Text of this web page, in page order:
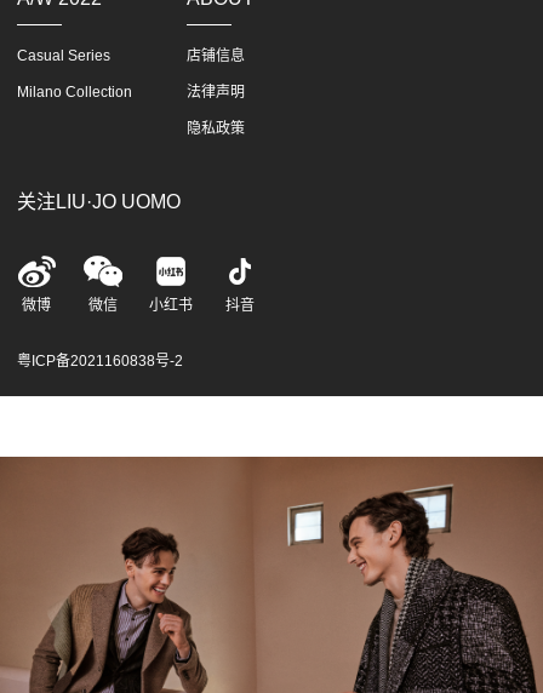
Casual Series
Milano Collection
店铺信息
法律声明
隐私政策
关注LIU·JO UOMO
微博 微信 小红书 抖音
粤ICP备2021160838号-2